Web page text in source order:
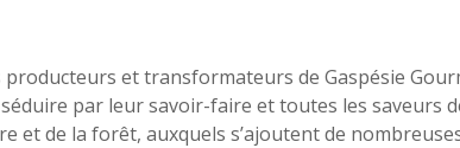
producteurs et transformateurs de Gaspésie
par leur savoir-faire et toutes les saveurs
et de la forêt, auxquels s’ajoutent de